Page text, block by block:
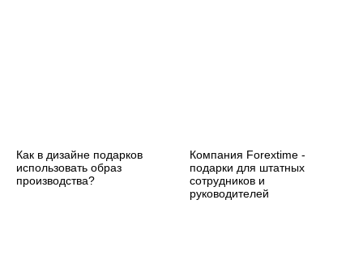
Как в дизайне подарков
использовать образ
производства?
Компания Forextime -
подарки для штатных
сотрудников и
руководителей